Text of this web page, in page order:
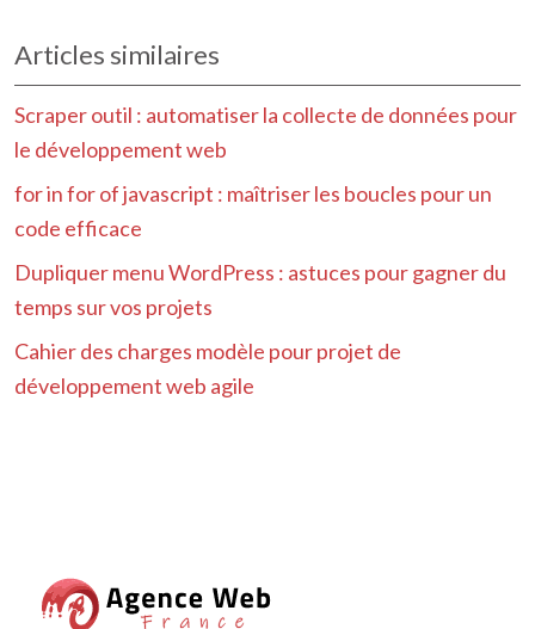
Articles similaires
Scraper outil : automatiser la collecte de données pour
le développement web
for in for of javascript : maîtriser les boucles pour un
code efficace
Dupliquer menu WordPress : astuces pour gagner du
temps sur vos projets
Cahier des charges modèle pour projet de
développement web agile